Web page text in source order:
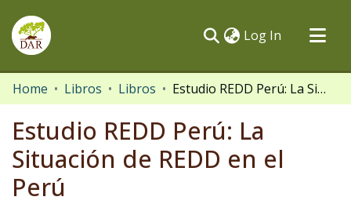
Log In (current)
Communities & Collections
All of DSpace
Statistics
Home Libros Libros Estudio REDD Perú: La Situación de REDD en el Perú
Estudio REDD Perú: La
Situación de REDD en el
Perú